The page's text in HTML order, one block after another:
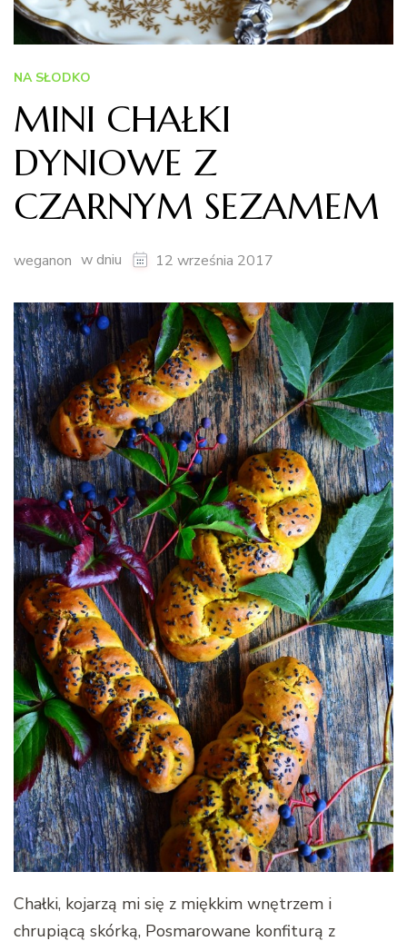
NA SŁODKO
MINI CHAŁKI
DYNIOWE Z
CZARNYM SEZAMEM
weganon w dniu 12 września 2017
Chałki, kojarzą mi się z miękkim wnętrzem i
chrupiącą skórką, Posmarowane konfiturą z